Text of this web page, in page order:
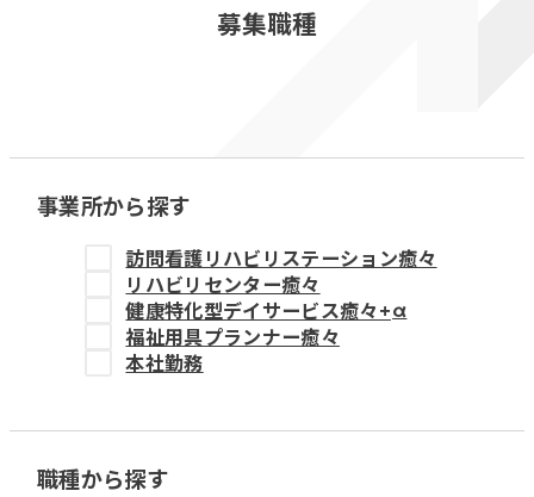
訪問看護リハビリステーション癒々
福祉用具プランナー癒々
教育事業
姫路中央こども園
姫路中央保育園
採用情報
募集職種
事業所から探す
訪問看護リハビリステーション癒々
リハビリセンター癒々
健康特化型デイサービス癒々+α
福祉用具プランナー癒々
本社勤務
職種から探す